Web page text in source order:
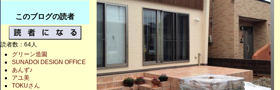
このブログの読者
読者数：64人
グリーン造園
SUNADOI DESIGN OFFICE
あんず♪
アユ美
TOKUさん